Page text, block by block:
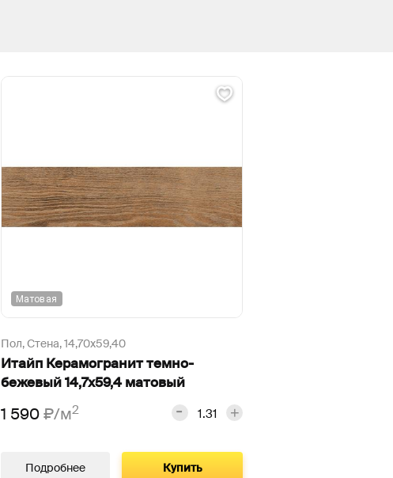
Матовая
Пол, Стена,14,70х59,40
Итайп Керамогранит темно-
бежевый 14,7х59,4 матовый
1 590₽/м2
Подробнее Купить